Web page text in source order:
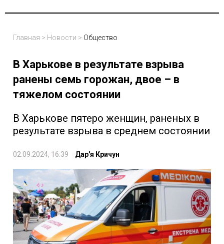
Главная > Новости > Общество
В Харькове в результате взрыва
ранены семь горожан, двое – в
тяжелом состоянии
В Харькове пятеро женщин, раненых в
результате взрыва в среднем состоянии
02.09.2024, 16:39 Дар'я Кричун